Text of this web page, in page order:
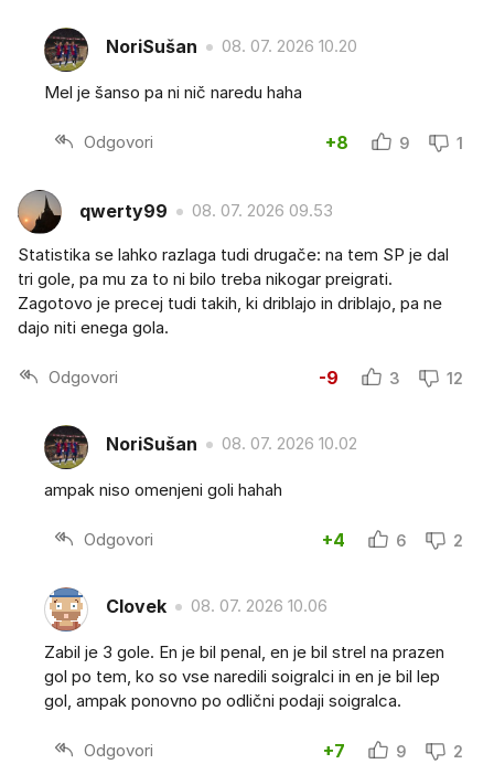
NoriSušan 08. 07. 2026 10.20
Mel je šanso pa ni nič naredu haha
Odgovori +8 9 1
qwerty99 08. 07. 2026 09.53
Statistika se lahko razlaga tudi drugače: na tem SP je dal
tri gole, pa mu za to ni bilo treba nikogar preigrati.
Zagotovo je precej tudi takih, ki driblajo in driblajo, pa ne
dajo niti enega gola.
Odgovori -9 3 12
NoriSušan 08. 07. 2026 10.02
ampak niso omenjeni goli hahah
Odgovori +4 6 2
Clovek 08. 07. 2026 10.06
Zabil je 3 gole. En je bil penal, en je bil strel na prazen
gol po tem, ko so vse naredili soigralci in en je bil lep
gol, ampak ponovno po odlični podaji soigralca.
Odgovori +7 9 2